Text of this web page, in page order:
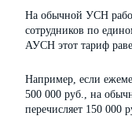
На обычной УСН
сотрудников по
АУСН этот тариф
Например, если
500 000 руб., на
перечисляет 150 000